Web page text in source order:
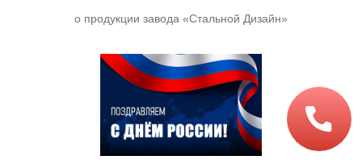
о продукции завода «Стальной Дизайн»